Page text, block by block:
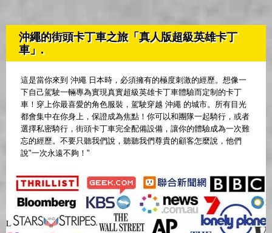
沖繩的街頭卡丁車之旅「真人版超級英雄卡丁
車」.
這是當你來到 沖繩 日本時，必須擁有的極度刺激的經歷。想像一
下自己駕駛一輛專為實現真實超級英雄卡丁車體驗而定制的卡丁
車！穿上你最喜愛的角色服裝，駕駛穿越 沖繩 的城市。所有目光
都會集中在你身上，保證成為焦點！你可以和團隊一起騎行，或者
選擇私密騎行，街頭卡丁車完全配備設備，讓你的體驗成為一次難
忘的經歷。不要只聽我們說，聽聽我們尊貴的顧客怎麼說，他們
說"一次永遠不夠！"